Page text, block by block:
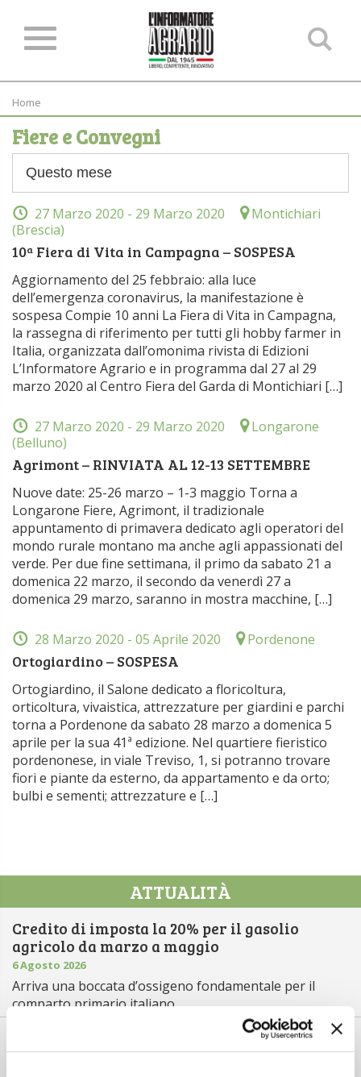
Home
Fiere e Convegni
27 Marzo 2020 - 29 Marzo 2020
Montichiari
(Brescia)
10ª Fiera di Vita in Campagna – SOSPESA
Aggiornamento del 25 febbraio: alla luce
dell’emergenza coronavirus, la manifestazione è
sospesa Compie 10 anni La Fiera di Vita in Campagna,
la rassegna di riferimento per tutti gli hobby farmer in
Italia, organizzata dall’omonima rivista di Edizioni
L’Informatore Agrario e in programma dal 27 al 29
marzo 2020 al Centro Fiera del Garda di Montichiari […]
27 Marzo 2020 - 29 Marzo 2020
Longarone
(Belluno)
Agrimont – RINVIATA AL 12-13 SETTEMBRE
Nuove date: 25-26 marzo – 1-3 maggio Torna a
Longarone Fiere, Agrimont, il tradizionale
appuntamento di primavera dedicato agli operatori del
mondo rurale montano ma anche agli appassionati del
verde. Per due fine settimana, il primo da sabato 21 a
domenica 22 marzo, il secondo da venerdì 27 a
domenica 29 marzo, saranno in mostra macchine, […]
28 Marzo 2020 - 05 Aprile 2020 Pordenone
Ortogiardino – SOSPESA
Ortogiardino, il Salone dedicato a floricoltura,
orticoltura, vivaistica, attrezzature per giardini e parchi
torna a Pordenone da sabato 28 marzo a domenica 5
aprile per la sua 41ª edizione. Nel quartiere fieristico
pordenonese, in viale Treviso, 1, si potranno trovare
fiori e piante da esterno, da appartamento e da orto;
bulbi e sementi; attrezzature e […]
ATTUALITÀ
Credito di imposta la 20% per il gasolio
agricolo da marzo a maggio
6 Agosto 2026
Arriva una boccata d’ossigeno fondamentale per il
comparto primario italiano,...
Il “ColtivaItalia” passa e va all’esame del
Senato